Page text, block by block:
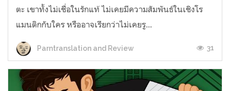
ตะ เขาทั้งไม่เชื่อในรักแท้ ไม่เคยมีความสัมพันธ์ในเชิงโร
แมนติกกับใคร หรืออาจเรียกว่าไม่เคยรู...
Parntranslation and Review 31